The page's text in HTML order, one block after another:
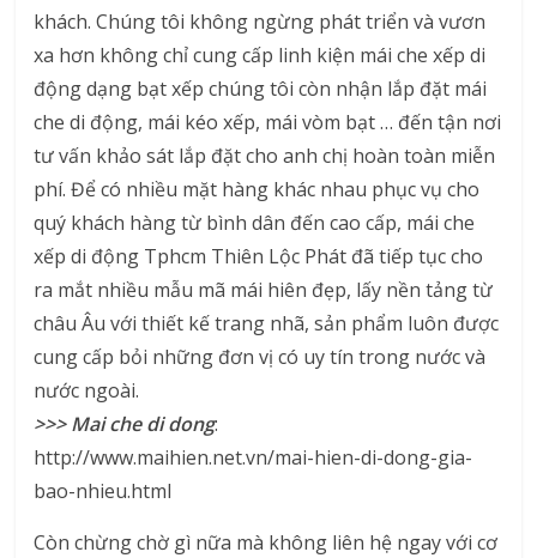
khách. Chúng tôi không ngừng phát triển và vươn
xa hơn không chỉ cung cấp linh kiện mái che xếp di
động dạng bạt xếp chúng tôi còn nhận lắp đặt mái
che di động, mái kéo xếp, mái vòm bạt … đến tận nơi
tư vấn khảo sát lắp đặt cho anh chị hoàn toàn miễn
phí. Để có nhiều mặt hàng khác nhau phục vụ cho
quý khách hàng từ bình dân đến cao cấp, mái che
xếp di động Tphcm Thiên Lộc Phát đã tiếp tục cho
ra mắt nhiều mẫu mã mái hiên đẹp, lấy nền tảng từ
châu Âu với thiết kế trang nhã, sản phẩm luôn được
cung cấp bỏi những đơn vị có uy tín trong nước và
nước ngoài.
>>> Mai che di dong:
http://www.maihien.net.vn/mai-hien-di-dong-gia-
bao-nhieu.html
Còn chừng chờ gì nữa mà không liên hệ ngay với cơ